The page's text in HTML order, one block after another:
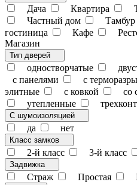
Дача Квартира
Частный дом
Тамбур
гостиница
Кафе
Магазин
Тип дверей
одностворчатые
с панелями
с
элитные
с ковкой со
утепленные
С шумоизоляцией
да нет
Класс замков
2-й класс 3-й класс
Задвижка
Страж Простая